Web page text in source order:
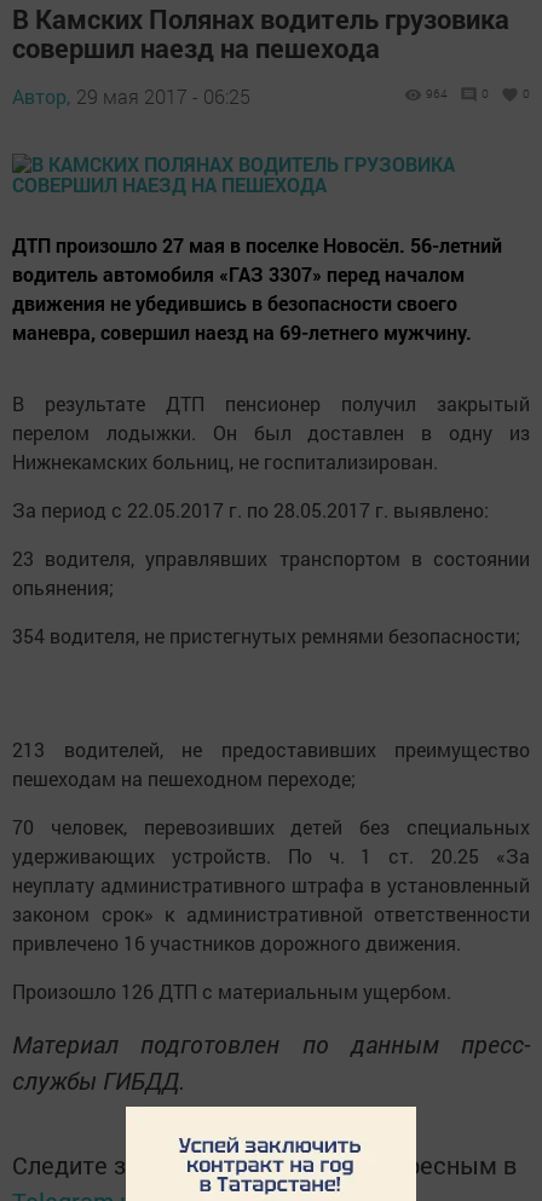
В Камских Полянах водитель грузовика
совершил наезд на пешехода
Автор, 29 мая 2017 - 06:25 964 0 0
ДТП произошло 27 мая в поселке Новосёл. 56-летний
водитель автомобиля «ГАЗ 3307» перед началом
движения не убедившись в безопасности своего
маневра, совершил наезд на 69-летнего мужчину.
В результате ДТП пенсионер получил закрытый
перелом лодыжки. Он был доставлен в одну из
Нижнекамских больниц, не госпитализирован.
За период с 22.05.2017 г. по 28.05.2017 г. выявлено:
23 водителя, управлявших транспортом в состоянии
опьянения;
354 водителя, не пристегнутых ремнями безопасности;
213 водителей, не предоставивших преимущество
пешеходам на пешеходном переходе;
70 человек, перевозивших детей без специальных
удерживающих устройств. По ч. 1 ст. 20.25 «За
неуплату административного штрафа в установленный
законом срок» к административной ответственности
привлечено 16 участников дорожного движения.
Произошло 126 ДТП с материальным ущербом.
Материал подготовлен по данным пресс-
службы ГИБДД.
Следите за самым важным и интересным в